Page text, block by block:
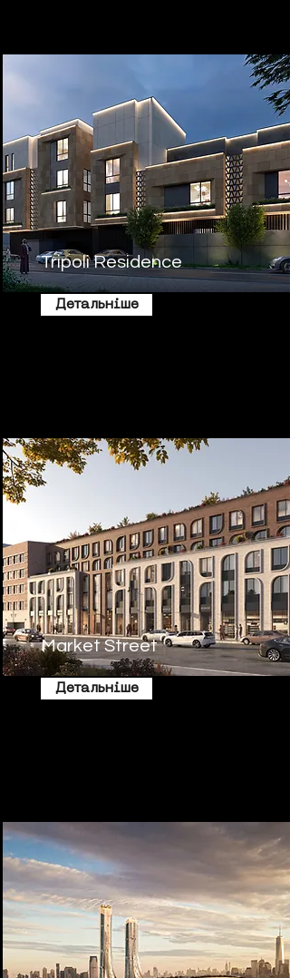
Tripoli Residence
Детальніше
Market Street
Детальніше